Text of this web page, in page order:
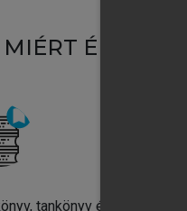
MIÉRT
tankönyv és